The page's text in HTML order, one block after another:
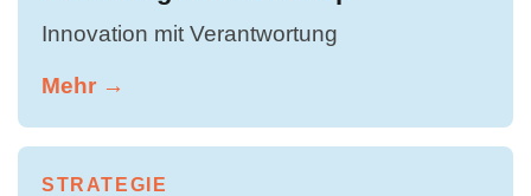
Innovation mit Verantwortung
Mehr →
STRATEGIE